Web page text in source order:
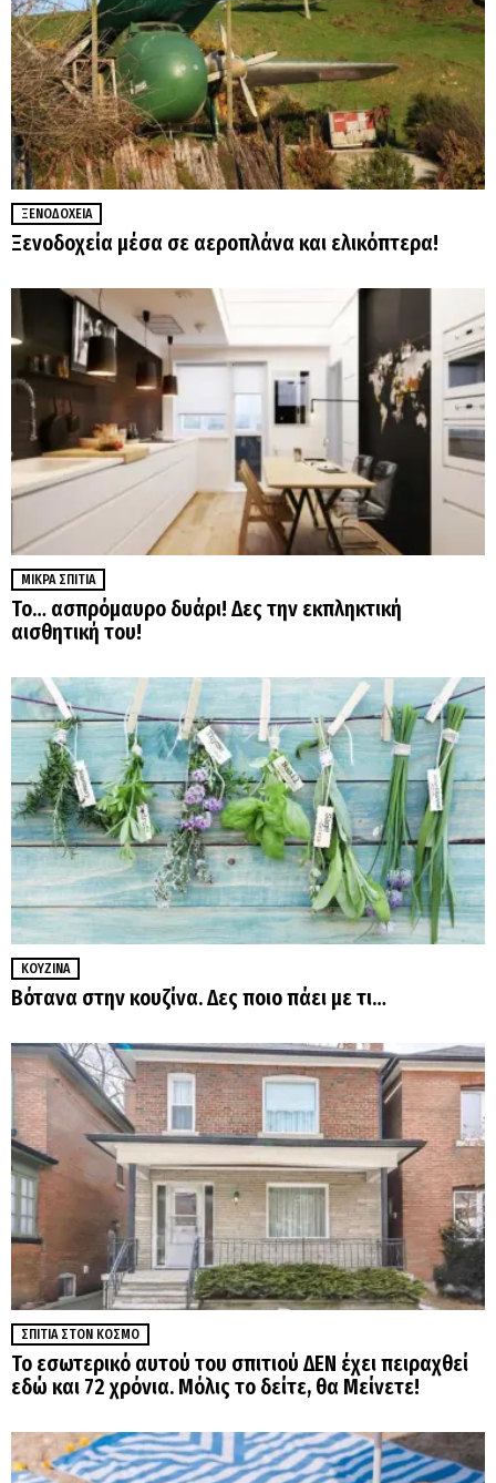
ΞΕΝΟΔΟΧΕΊΑ
Ξενοδοχεία μέσα σε αεροπλάνα και ελικόπτερα!
ΜΙΚΡΆ ΣΠΊΤΙΑ
Το… ασπρόμαυρο δυάρι! Δες την εκπληκτική
αισθητική του!
ΚΟΥΖΊΝΑ
Βότανα στην κουζίνα. Δες ποιο πάει με τι…
ΣΠΊΤΙΑ ΣΤΟΝ ΚΌΣΜΟ
Το εσωτερικό αυτού του σπιτιού ΔΕΝ έχει πειραχθεί
εδώ και 72 χρόνια. Μόλις το δείτε, θα Μείνετε!